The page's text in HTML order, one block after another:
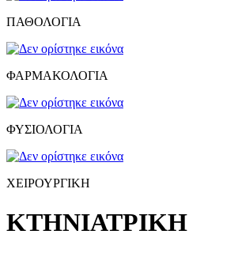
ΠΑΘΟΛΟΓΙΑ
ΦΑΡΜΑΚΟΛΟΓΙΑ
ΦΥΣΙΟΛΟΓΙΑ
ΧΕΙΡΟΥΡΓΙΚΗ
ΚΤΗΝΙΑΤΡΙΚΗ